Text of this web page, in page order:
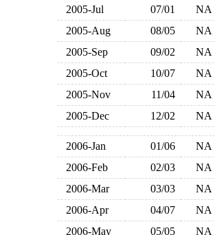
2005-Jul
07/01 NA
2005-Aug
08/05 NA
2005-Sep
09/02 NA
2005-Oct
10/07 NA
2005-Nov
11/04 NA
2005-Dec
12/02 NA
2006-Jan 01/06 NA
2006-Feb
02/03 NA
2006-Mar
03/03 NA
2006-Apr
04/07 NA
2006-May
05/05 NA